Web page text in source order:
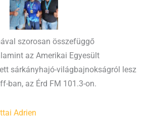
szorosan összefüggő
az Amerikai Egyesült
sárkányhajó-világbajnokságról lesz
ban, az Érd FM 101.3-on.
Adrien